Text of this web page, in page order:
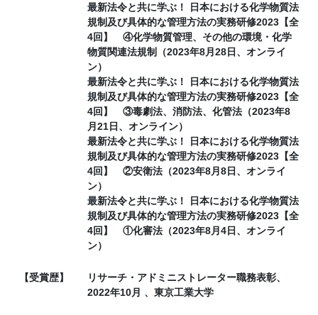
最新法令と共に学ぶ！ 日本における化学物質法
規制及び具体的な管理方法の実務研修2023【全
4回】 ④化学物質管理、その他の環境・化学
物質関連法規制（2023年8月28日、オンライ
ン）
最新法令と共に学ぶ！ 日本における化学物質法
規制及び具体的な管理方法の実務研修2023【全
4回】 ③毒劇法、消防法、化管法（2023年8
月21日、オンライン）
最新法令と共に学ぶ！ 日本における化学物質法
規制及び具体的な管理方法の実務研修2023【全
4回】 ②安衛法（2023年8月8日、オンライ
ン）
最新法令と共に学ぶ！ 日本における化学物質法
規制及び具体的な管理方法の実務研修2023【全
4回】 ①化審法（2023年8月4日、オンライ
ン）
【受賞歴】
リサーチ・アドミニストレーター職務表彰、
2022年10月 、東京工業大学